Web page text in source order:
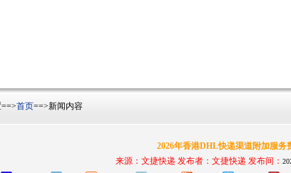
首页==>新闻内容
2026年香港DHL快递渠道附加服务
来源：文捷快递 发布者： 文捷快递 发布间：